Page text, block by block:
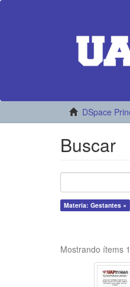
DSpace
Buscar
Materia: Gestantes ×
Mostrando ítems